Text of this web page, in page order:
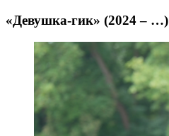
«Девушка-гик» (2024 – …)